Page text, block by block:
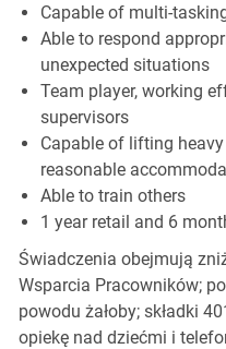
Capable of multi-
Able to respond
unexpected situations
Team player, working
supervisors
Capable of lifting
reasonable
Able to train others
1 year retail and 6
Świadczenia obejmują
Wsparcia Pracowników;
powodu żałoby; składki
opiekę nad dziećmi i